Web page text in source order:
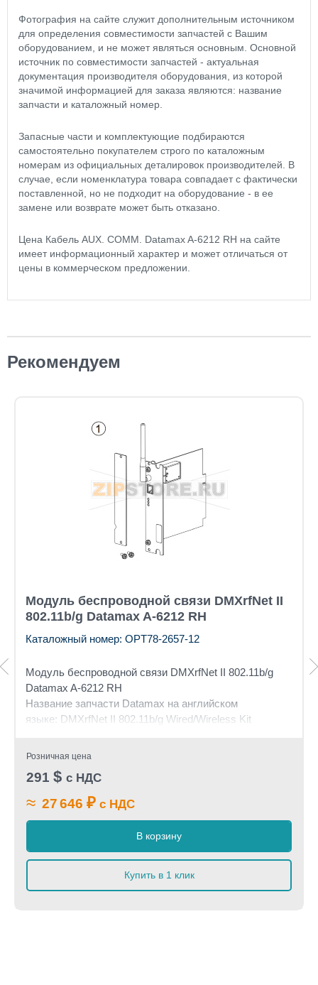
Фотография на сайте служит дополнительным источником
для определения совместимости запчастей с Вашим
оборудованием, и не может являться основным. Основной
источник по совместимости запчастей - актуальная
документация производителя оборудования, из которой
значимой информацией для заказа являются: название
запчасти и каталожный номер.
Запасные части и комплектующие подбираются
самостоятельно покупателем строго по каталожным
номерам из официальных деталировок производителей. В
случае, если номенклатура товара совпадает с фактически
поставленной, но не подходит на оборудование - в ее
замене или возврате может быть отказано.
Цена Кабель AUX. COMM. Datamax A-6212 RH на сайте
имеет информационный характер и может отличаться от
цены в коммерческом предложении.
Рекомендуем
Модуль беспроводной связи DMXrfNet II
802.11b/g Datamax A-6212 RH
Каталожный номер: OPT78-2657-12
Модуль беспроводной связи DMXrfNet II 802.11b/g
Datamax A-6212 RH
Название запчасти Datamax на английском
языке: DMXrfNet II 802.11b/g Wired/Wireless Kit
Розничная цена
291 $ с НДС
≈ 27 646 ₽ с НДС
В корзину
Купить в 1 клик